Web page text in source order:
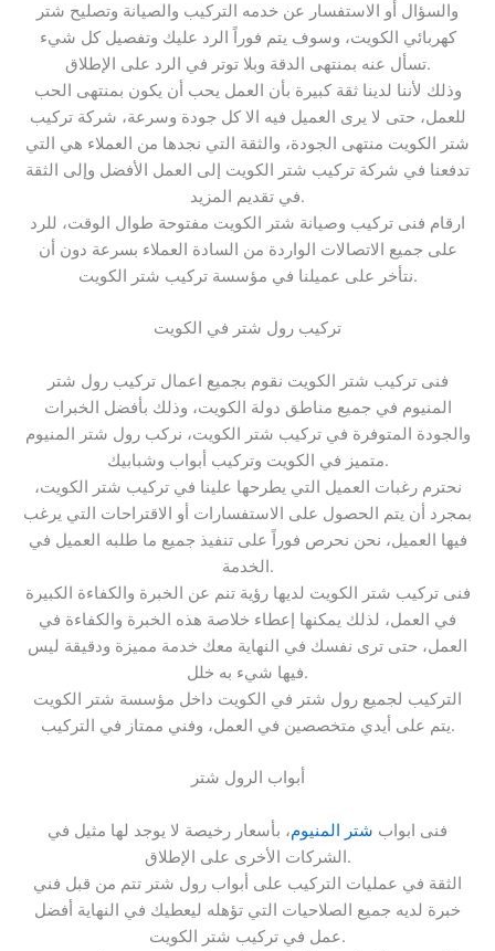
والسؤال أو الاستفسار عن خدمه التركيب والصيانة وتصليح شتر
كهربائي الكويت، وسوف يتم فوراً الرد عليك وتفصيل كل شيء
تسأل عنه بمنتهى الدقة وبلا توتر في الرد على الإطلاق.
وذلك لأننا لدينا ثقة كبيرة بأن العمل يحب أن يكون بمنتهى الحب
للعمل، حتى لا يرى العميل فيه الا كل جودة وسرعة، شركة تركيب
شتر الكويت منتهى الجودة، والثقة التي نجدها من العملاء هي التي
تدفعنا في شركة تركيب شتر الكويت إلى العمل الأفضل وإلى الثقة
في تقديم المزيد.
ارقام فنى تركيب وصيانة شتر الكويت مفتوحة طوال الوقت، للرد
على جميع الاتصالات الواردة من السادة العملاء بسرعة دون أن
نتأخر على عميلنا في مؤسسة تركيب شتر الكويت.
تركيب رول شتر في الكويت
فنى تركيب شتر الكويت نقوم بجميع اعمال تركيب رول شتر
المنيوم في جميع مناطق دولة الكويت، وذلك بأفضل الخبرات
والجودة المتوفرة في تركيب شتر الكويت، نركب رول شتر المنيوم
متميز في الكويت وتركيب أبواب وشبابيك.
نحترم رغبات العميل التي يطرحها علينا في تركيب شتر الكويت،
بمجرد أن يتم الحصول على الاستفسارات أو الاقتراحات التي يرغب
فيها العميل، نحن نحرص فوراً على تنفيذ جميع ما طلبه العميل في
الخدمة.
فنى تركيب شتر الكويت لديها رؤية تنم عن الخبرة والكفاءة الكبيرة
في العمل، لذلك يمكنها إعطاء خلاصة هذه الخبرة والكفاءة في
العمل، حتى ترى نفسك في النهاية معك خدمة مميزة ودقيقة ليس
فيها شيء به خلل.
التركيب لجميع رول شتر في الكويت داخل مؤسسة شتر الكويت
يتم على أيدي متخصصين في العمل، وفني ممتاز في التركيب.
أبواب الرول شتر
فنى ابواب شتر المنيوم، بأسعار رخيصة لا يوجد لها مثيل في
الشركات الأخرى على الإطلاق.
‏الثقة في عمليات التركيب على أبواب رول شتر تتم من قبل فني
خبرة لديه جميع الصلاحيات التي تؤهله ليعطيك في النهاية أفضل
عمل في تركيب شتر الكويت.